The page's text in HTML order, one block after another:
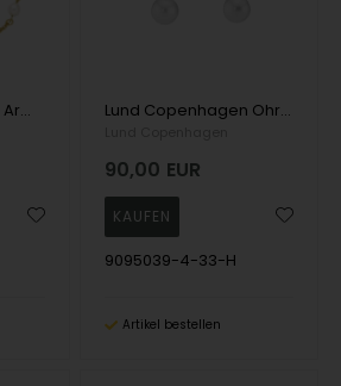
Lund Copenhagen Armband, model 9015074-33-M Lund Copenhagen Ohrring, model 9095039-4-33-H
90,00 EUR
9095039-4-33-H
Artikel bestellen